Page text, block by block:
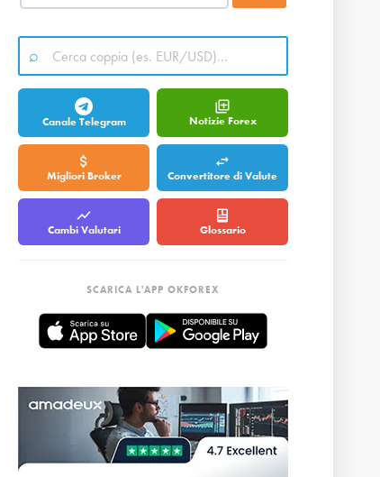
Canale Telegram Notizie Forex
Migliori Broker Convertitore di Valute
Cambi Valutari Glossario
SCARICA L'APP OKFOREX